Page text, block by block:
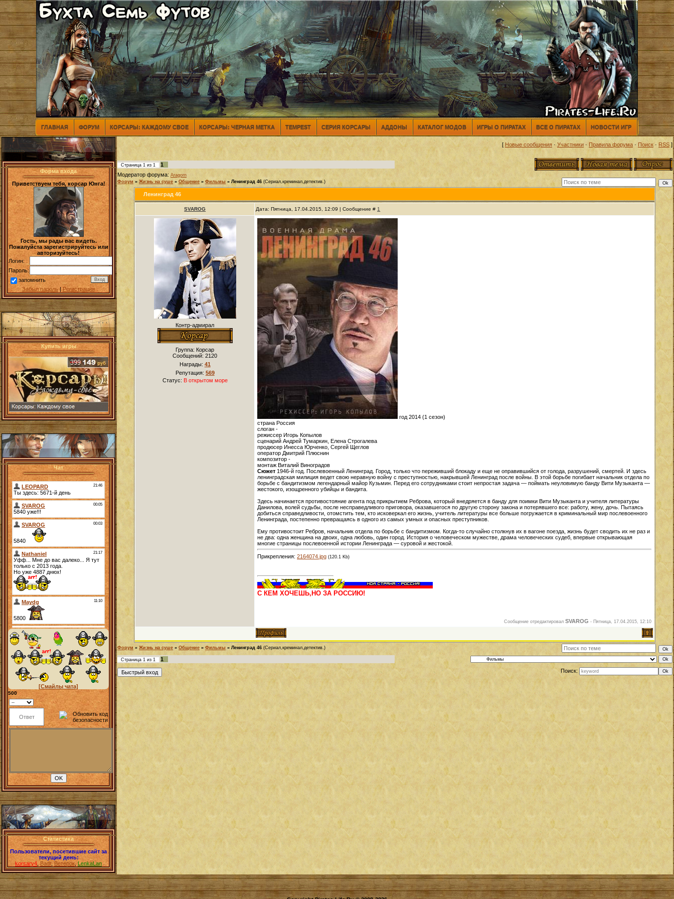
ГЛАВНАЯ ФОРУМ КОРСАРЫ: КАЖДОМУ СВОЕ КОРСАРЫ: ЧЕРНАЯ МЕТКА TEMPEST СЕРИЯ КОРСАРЫ АДДОНЫ КАТАЛОГ МОДОВ ИГРЫ О ПИРАТАХ ВСЕ О ПИРАТАХ НОВОСТИ ИГР
Форма входа
Приветствуем тебя, корсар Юнга!
Гость, мы рады вас видеть.
Пожалуйста зарегистрируйтесь или
авторизуйтесь!
Логин:
Пароль:
запомнить
Забыл пароль|Регистрация
Купить игры
Чат
[Смайлы чата]
500
Статистика
Пользователи, посетившие сайт за
текущий день:
korsary4 ,Badr,Ветерок ,LenkaLan
[ Новые сообщения · Участники · Правила форума · Поиск · RSS]
Страница 1 из 1
1
Модератор форума: Aragorn
Форум » Жизнь на суше » Общение » Фильмы » Ленинград 46 (Сериал,креминал,детектив.)
Ленинград 46
SVAROG Дата: Пятница, 17.04.2015, 12:09 | Сообщение # 1
Контр-адмирал
Группа: Корсар
Сообщений:2120
Награды: 41
Репутация: 569
Статус: В открытом море
год 2014 (1 сезон)
страна Россия
слоган -
режиссер Игорь Копылов
сценарий Андрей Тумаркин, Елена Строгалева
продюсер Инесса Юрченко, Сергей Щеглов
оператор Дмитрий Плюснин
композитор -
монтаж Виталий Виноградов
Сюжет 1946-й год. Послевоенный Ленинград. Город, только что переживший блокаду и еще не оправившийся от голода, разрушений, смертей. И здесь
ленинградская милиция ведет свою неравную войну с преступностью, накрывшей Ленинград после войны. В этой борьбе погибает начальник отдела по
борьбе с бандитизмом легендарный майор Кузьмин. Перед его сотрудниками стоит непростая задача — поймать неуловимую банду Вити Музыканта —
жестокого, изощренного убийцы и бандита.
Здесь начинается противостояние агента под прикрытием Реброва, который внедряется в банду для поимки Вити Музыканта и учителя литературы
Данилова, волей судьбы, после несправедливого приговора, оказавшегося по другую сторону закона и потерявшего все: работу, жену, дочь. Пытаясь
добиться справедливости, отомстить тем, кто исковеркал его жизнь, учитель литературы все больше погружается в криминальный мир послевоенного
Ленинграда, постепенно превращаясь в одного из самых умных и опасных преступников.
Ему противостоит Ребров, начальник отдела по борьбе с бандитизмом. Когда-то случайно столкнув их в вагоне поезда, жизнь будет сводить их не раз и
не два: одна женщина на двоих, одна любовь, один город. История о человеческом мужестве, драма человеческих судеб, впервые открывающая
многие страницы послевоенной истории Ленинграда — суровой и жестокой.
Прикрепления:2164074.jpg (120.1 Kb)
С КЕМ ХОЧЕШЬ,НО ЗА РОССИЮ!
Сообщение отредактировалSVAROG - Пятница, 17.04.2015, 12:10
Форум » Жизнь на суше » Общение » Фильмы » Ленинград 46 (Сериал,креминал,детектив.)
Страница 1 из 1
1
Поиск: